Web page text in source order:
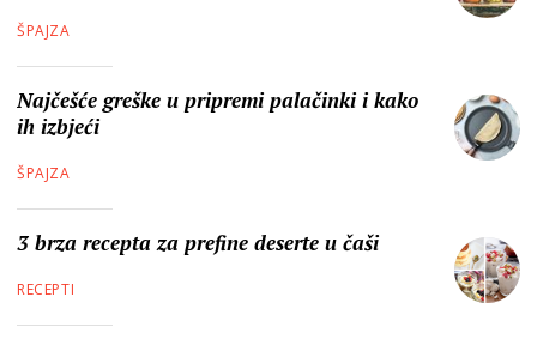
ŠPAJZA
Najčešće greške u pripremi palačinki i kako
ih izbjeći
ŠPAJZA
3 brza recepta za prefine deserte u čaši
RECEPTI